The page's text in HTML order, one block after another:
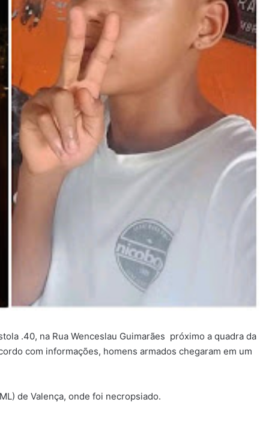
.40, na Rua Wenceslau Guimarães próximo a quadra da
com informações, homens armados chegaram em um
de Valença, onde foi necropsiado.